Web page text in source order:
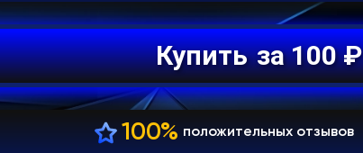
Купить за 100 ₽
100% положительных отзывов